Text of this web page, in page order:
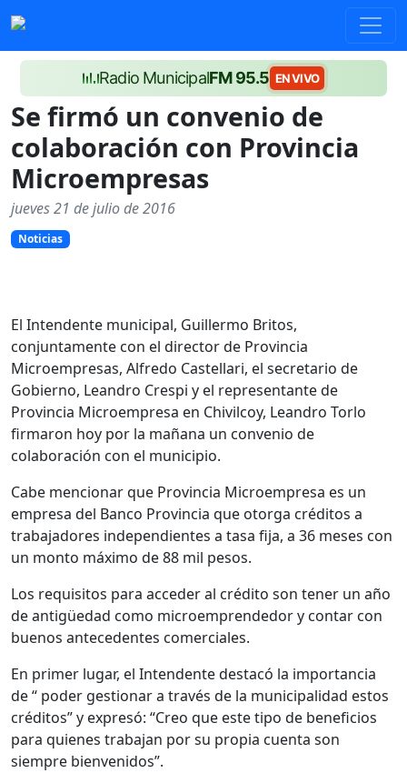
Radio MunicipalFM 95.5 EN VIVO
Se firmó un convenio de
colaboración con Provincia
Microempresas
jueves 21 de julio de 2016
Noticias
El Intendente municipal, Guillermo Britos,
conjuntamente con el director de Provincia
Microempresas, Alfredo Castellari, el secretario de
Gobierno, Leandro Crespi y el representante de
Provincia Microempresa en Chivilcoy, Leandro Torlo
firmaron hoy por la mañana un convenio de
colaboración con el municipio.
Cabe mencionar que Provincia Microempresa es un
empresa del Banco Provincia que otorga créditos a
trabajadores independientes a tasa fija, a 36 meses con
un monto máximo de 88 mil pesos.
Los requisitos para acceder al crédito son tener un año
de antigüedad como microemprendedor y contar con
buenos antecedentes comerciales.
En primer lugar, el Intendente destacó la importancia
de “ poder gestionar a través de la municipalidad estos
créditos” y expresó: “Creo que este tipo de beneficios
para quienes trabajan por su propia cuenta son
siempre bienvenidos”.